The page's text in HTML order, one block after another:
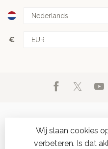
€
© Copyright 2026 d'Oude
Wij slaan cookies
verbeteren. Is dat